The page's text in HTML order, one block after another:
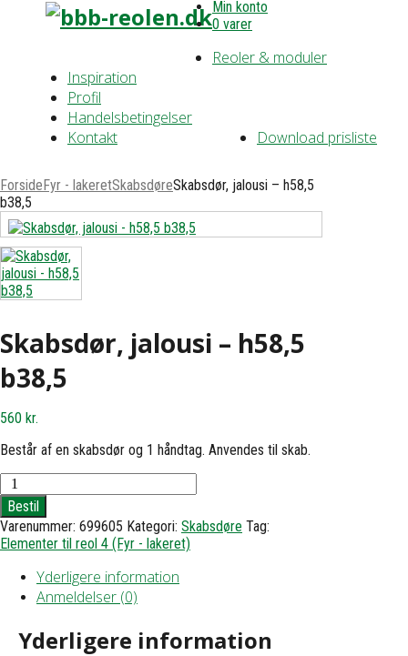
Min konto
0 varer
Reoler & moduler
Inspiration
Profil
Handelsbetingelser
Download prisliste
Kontakt
ForsideFyr - lakeretSkabsdøreSkabsdør, jalousi – h58,5
b38,5
Skabsdør, jalousi – h58,5
b38,5
560 kr.
Består af en skabsdør og 1 håndtag. Anvendes til skab.
Skabsdør,
jalousi
-
h58,5
b38,5
Bestil
Varenummer: 699605 Kategori: Skabsdøre Tag:
Elementer til reol 4 (Fyr - lakeret)
Yderligere information
Anmeldelser (0)
Yderligere information